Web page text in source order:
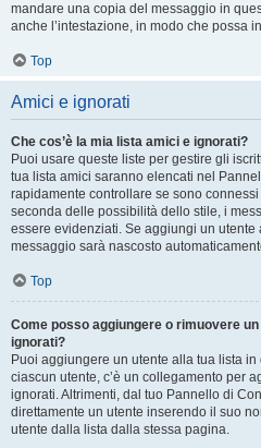
mandare una copia del messaggio in
anche l’intestazione, in modo che possa
Top
Amici e ignorati
Che cos’è la mia lista amici e ignorati?
Puoi usare queste liste per gestire gli
tua lista amici saranno elencati nel
rapidamente controllare se sono
seconda delle possibilità dello stile, i
essere evidenziati. Se aggiungi un
messaggio sarà nascosto
Top
Come posso aggiungere o rimuovere
ignorati?
Puoi aggiungere un utente alla tua lista
ciascun utente, c’è un collegamento per
ignorati. Altrimenti, dal tuo Pannello di
direttamente un utente inserendo il suo
utente dalla lista dalla stessa pagina.